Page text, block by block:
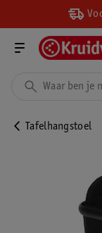
Tafelhangstoel